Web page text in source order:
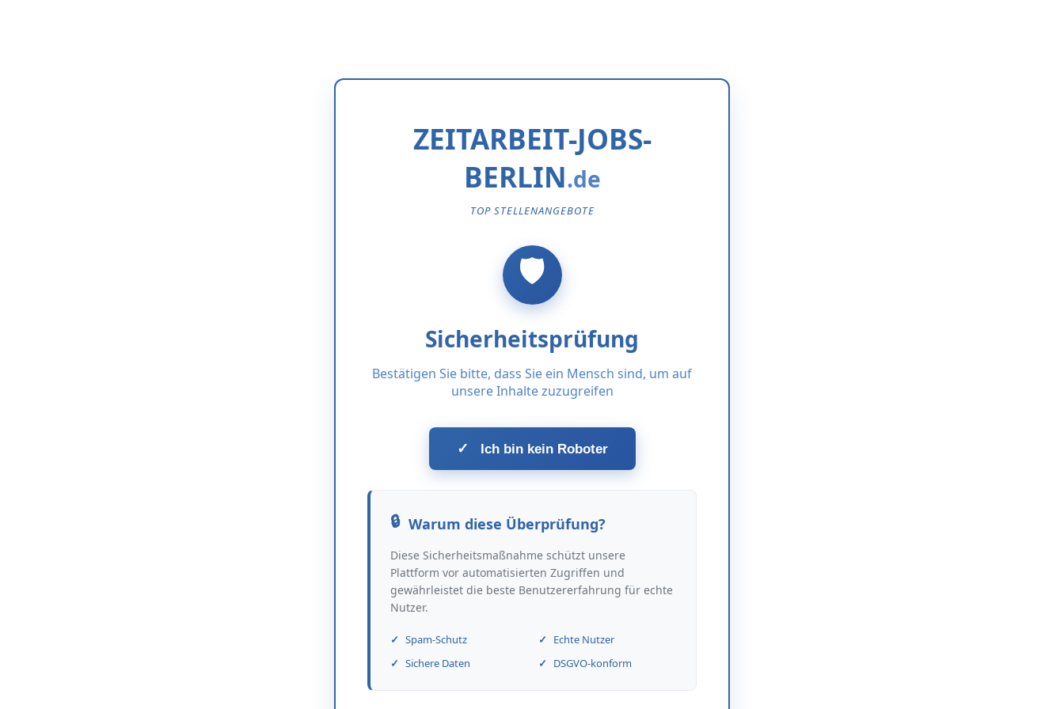
ZEITARBEIT-JOBS-
BERLIN
TOP STELLENANGEBOTE
Sicherheitsprüfung
Bestätigen Sie bitte, dass Sie ein Mensch sind, um auf
unsere Inhalte zuzugreifen
✓ Ich bin kein Roboter
Warum diese Überprüfung?
Diese Sicherheitsmaßnahme schützt unsere
Plattform vor automatisierten Zugriffen und
gewährleistet die beste Benutzererfahrung für echte
Nutzer.
Spam-Schutz
Echte Nutzer
Sichere Daten
DSGVO-konform